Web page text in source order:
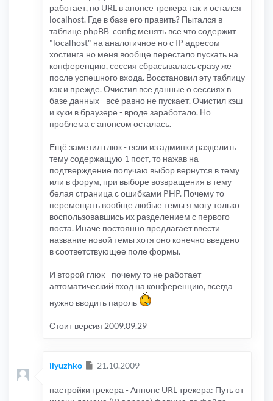
работает, но URL в анонсе трекера так и остался
localhost. Где в базе его править? Пытался в
таблице phpBB_config менять все что содержит
"localhost" на аналогичное но с IP адресом
хостинга но меня вообще перестало пускать на
конференцию, сессия сбрасывалась сразу же
после успешного входа. Восстановил эту таблицу
как и прежде. Очистил все данные о сессиях в
базе данных - всё равно не пускает. Очистил кэш
и куки в браузере - вроде заработало. Но
проблема с анонсом осталась.
Ещё заметил глюк - если из админки разделить
тему содержащую 1 пост, то нажав на
подтверждение получаю выбор вернутся в тему
или в форум, при выборе возвращения в тему -
белая страница с ошибками PHP. Почему то
перемещать вообще любые темы я могу только
воспользовавшись их разделением с первого
поста. Иначе постоянно предлагает ввести
название новой темы хотя оно конечно введено
в соответствующее поле формы.
И второй глюк - почему то не работает
автоматический вход на конференцию, всегда
нужно вводить пароль
Стоит версия 2009.09.29
ilyuzhko Сообщение
21.10.2009
настройки трекера - Аннонс URL трекера: Путь от